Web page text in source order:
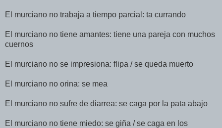
El murciano no trabaja a tiempo parcial: ta currando
El murciano no tiene amantes: tiene una pareja con muchos
cuernos
El murciano no se impresiona: flipa / se queda muerto
El murciano no orina: se mea
El murciano no sufre de diarrea: se caga por la pata abajo
El murciano no tiene miedo: se giña / se caga en los